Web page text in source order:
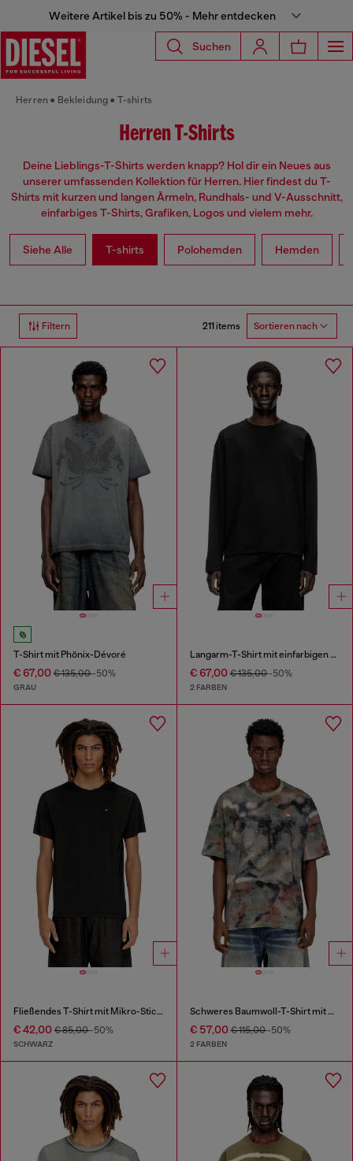
Weitere Artikel bis zu 50% - Mehr entdecken
Suchen
Herren Bekleidung T-shirts
Herren T-Shirts
Deine Lieblings-T-Shirts werden knapp? Hol dir ein Neues aus
unserer umfassenden Kollektion für Herren. Hier findest du T-
Shirts mit kurzen und langen Ärmeln, Rundhals- und V-Ausschnitt,
einfarbiges T-Shirts, Grafiken, Logos und vielem mehr.
Siehe Alle T-shirts Polohemden Hemden
Filtern 211 items Sortieren nach
T-Shirt mit Phönix-Dévoré
€ 67,00 € 135,00-50%
GRAU
Langarm-T-Shirt mit einfarbigen Einsätzen
€ 67,00€ 135,00-50%
2 FARBEN
Fließendes T-Shirt mit Mikro-Stickerei
€ 42,00 € 85,00-50%
SCHWARZ
Schweres Baumwoll-T-Shirt mit Camouflage-Print
€ 57,00€ 115,00-50%
2 FARBEN